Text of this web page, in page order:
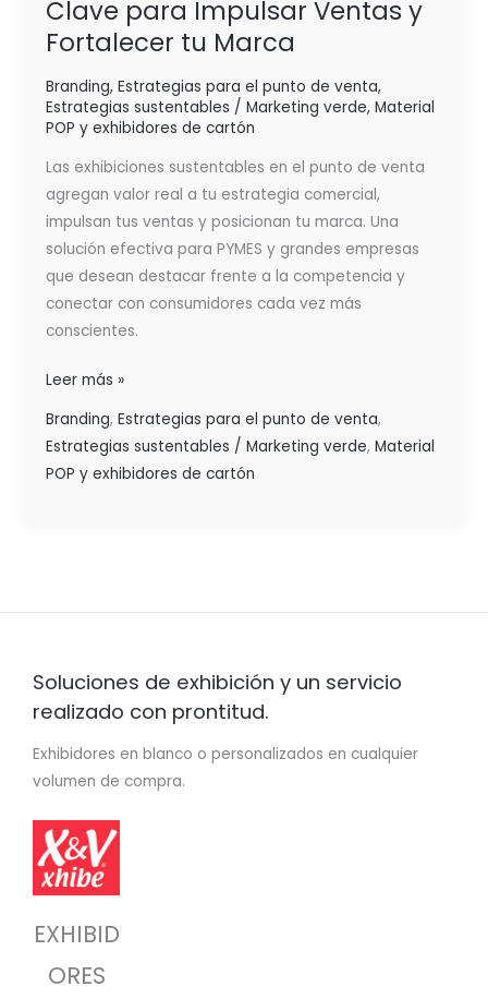
Clave para Impulsar Ventas y
Fortalecer tu Marca
Branding, Estrategias para el punto de venta,
Estrategias sustentables / Marketing verde, Material
POP y exhibidores de cartón
Las exhibiciones sustentables en el punto de venta
agregan valor real a tu estrategia comercial,
impulsan tus ventas y posicionan tu marca. Una
solución efectiva para PYMES y grandes empresas
que desean destacar frente a la competencia y
conectar con consumidores cada vez más
conscientes.
Leer más »
Branding, Estrategias para el punto de venta,
Estrategias sustentables / Marketing verde, Material
POP y exhibidores de cartón
Soluciones de exhibición y un servicio
realizado con prontitud.
Exhibidores en blanco o personalizados en cualquier
volumen de compra.
EXHIBID
ORES